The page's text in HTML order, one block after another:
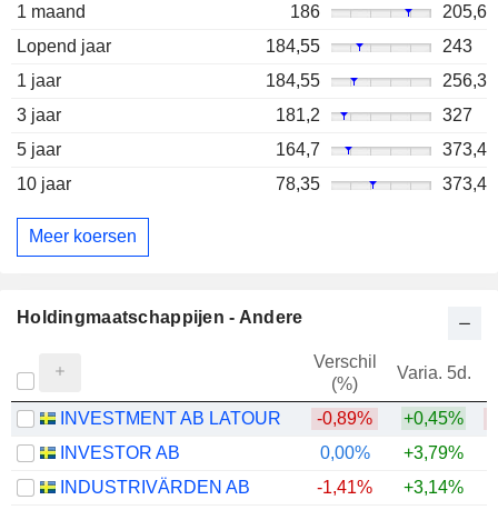
1 maand
186
205,6
Lopend jaar
184,55
243
1 jaar
184,55
256,3
3 jaar
181,2
327
5 jaar
164,7
373,4
10 jaar
78,35 373,4
Meer koersen
Holdingmaatschappijen - Andere
Verschil
(%)
Varia. 5d.
INVESTMENT AB LATOUR -0,89% +0,45%
INVESTOR AB
0,00% +3,79%
INDUSTRIVÄRDEN AB
-1,41% +3,14%